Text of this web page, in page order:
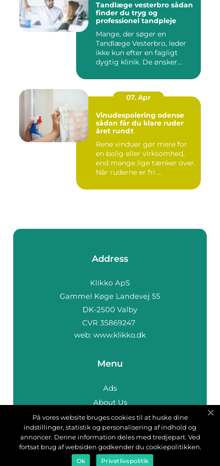
Tandlæge vesterbro sådan
finder du tryg og
professionel tandpleje
Mange, der søger en
Tandlæge Vesterbro, leder
ikke kun efter en fagligt
dygtig klinik. De ønsker
07. Apr
Vinudespolering odense
sådan får du klare ruder
året rundt
Rene vinduer gør mere for
en bolig eller virksomhed,
end mange lige tænker over.
Når ruderne er fri ...
Address
web: www.klikko.dk
Menu
Ads
About Us
Cookies
Contact
Sitemap
På vores website bruges cookies til at huske dine
indstillinger, statistik og personalisering af indhold og
annoncer. Denne information deles med tredjepart. Ved
fortsat brug af websiden godkender du cookiepolitikken.
Ok Privatlivspolitik